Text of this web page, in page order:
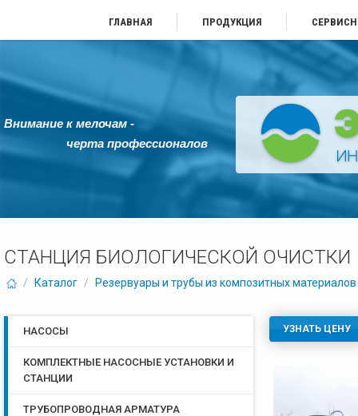
ГЛАВНАЯ ПРОДУКЦИЯ
Внимание к мелочам -
черта профессионалов
СТАНЦИЯ БИОЛОГИЧЕСКОЙ ОЧИСТКИ
/ Каталог / Резервуары и трубы из композитных материалов
УЗНАТЬ ЦЕНУ
НАСОСЫ
КОМПЛЕКТНЫЕ НАСОСНЫЕ УСТАНОВКИ И
СТАНЦИИ
ТРУБОПРОВОДНАЯ АРМАТУРА